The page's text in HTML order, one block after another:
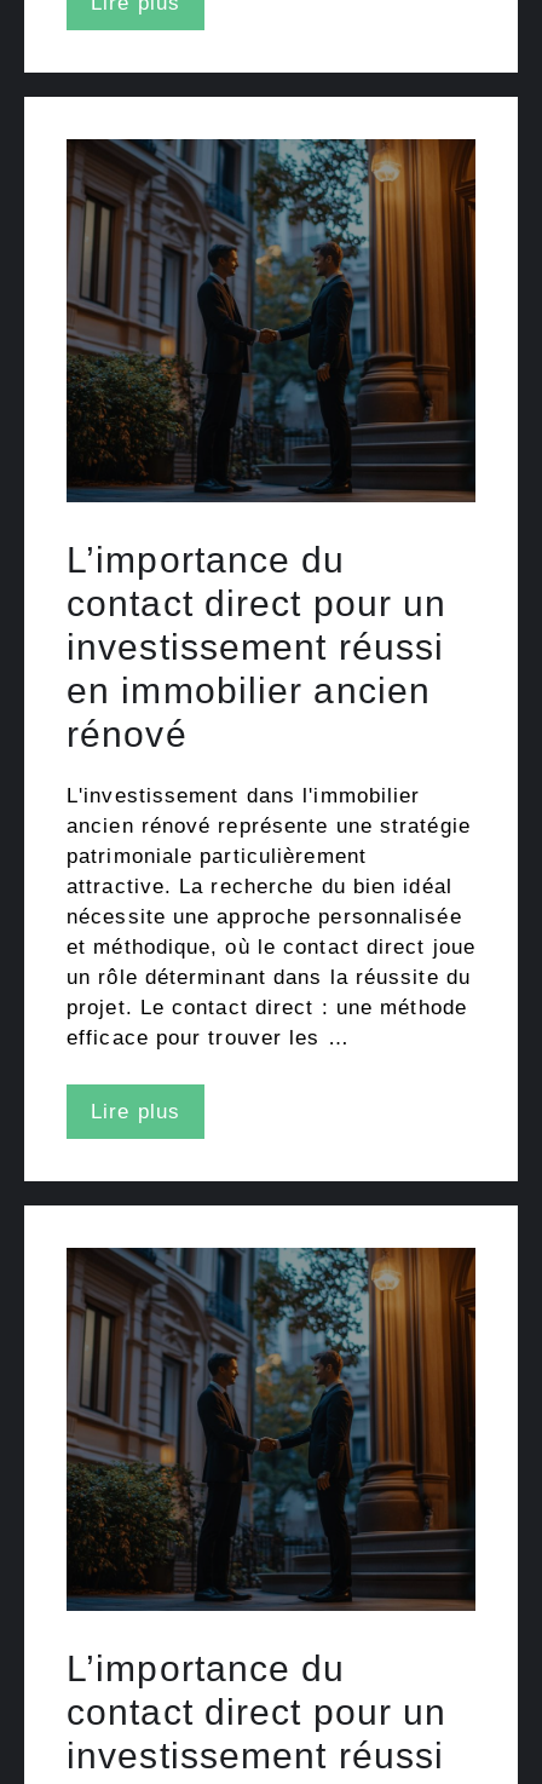
L’importance du
contact direct pour un
investissement réussi
en immobilier ancien
rénové
L'investissement dans l'immobilier
ancien rénové représente une stratégie
patrimoniale particulièrement
attractive. La recherche du bien idéal
nécessite une approche personnalisée
et méthodique, où le contact direct joue
un rôle déterminant dans la réussite du
projet. Le contact direct : une méthode
efficace pour trouver les …
Lire plus
L’importance du
contact direct pour un
investissement réussi